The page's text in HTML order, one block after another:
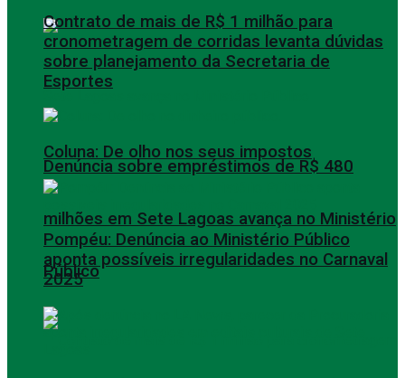
Denúncia sobre empréstimos de R$ 480
milhões em Sete Lagoas avança no Ministério
Público
Contrato de mais de R$ 1 milhão para
cronometragem de corridas levanta dúvidas
sobre planejamento da Secretaria de
Esportes
Coluna: De olho nos seus impostos
Pompéu: Denúncia ao Ministério Público
aponta possíveis irregularidades no Carnaval
2025